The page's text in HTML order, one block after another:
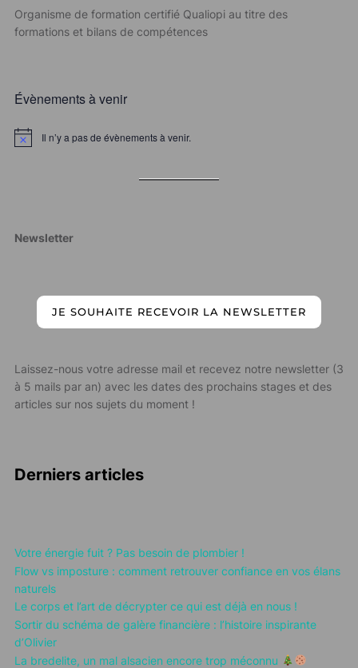
Organisme de formation certifié Qualiopi au titre des
formations et bilans de compétences
Évènements à venir
Il n’y a pas de évènements à venir.
Newsletter
JE SOUHAITE RECEVOIR LA NEWSLETTER
Laissez-nous votre adresse mail et recevez notre newsletter (3
à 5 mails par an) avec les dates des prochains stages et des
articles sur nos sujets du moment !
Derniers articles
Votre énergie fuit ? Pas besoin de plombier !
Flow vs imposture : comment retrouver confiance en vos élans
naturels
Le corps et l’art de décrypter ce qui est déjà en nous !
Sortir du schéma de galère financière : l’histoire inspirante
d’Olivier
La bredelite, un mal alsacien encore trop méconnu